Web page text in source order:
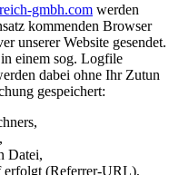
gmbh.com werden
kommenden Browser
unserer Website gesendet.
einem sog. Logfile
dabei ohne Ihr Zutun
gespeichert:
Datei,
erfolgt (Referrer-URL),